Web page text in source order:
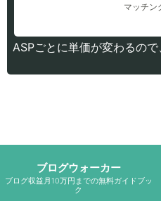
マッチン
ASPごとに単価が変わるの
ブログウォーカー
ブログ収益月10万円までの無料ガイドブッ
ク